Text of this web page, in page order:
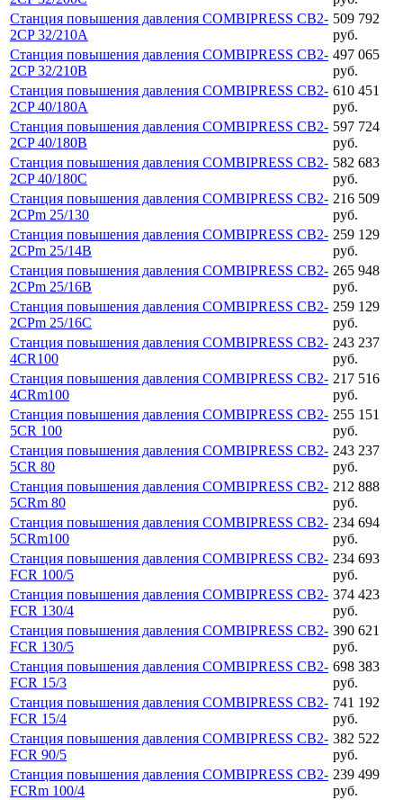
Станция повышения давления COMBIPRESS CB2-
2CP 32/210A
509 792
руб.
Станция повышения давления COMBIPRESS CB2-
2CP 32/210B
497 065
руб.
Станция повышения давления COMBIPRESS CB2-
2CP 40/180A
610 451
руб.
Станция повышения давления COMBIPRESS CB2-
2CP 40/180B
597 724
руб.
Станция повышения давления COMBIPRESS CB2-
2CP 40/180C
582 683
руб.
Станция повышения давления COMBIPRESS CB2-
2CPm 25/130
216 509
руб.
Станция повышения давления COMBIPRESS CB2-
2CPm 25/14B
259 129
руб.
Станция повышения давления COMBIPRESS CB2-
2CPm 25/16B
265 948
руб.
Станция повышения давления COMBIPRESS CB2-
2CPm 25/16C
259 129
руб.
Станция повышения давления COMBIPRESS CB2-
4CR100
243 237
руб.
Станция повышения давления COMBIPRESS CB2-
4CRm100
217 516
руб.
Станция повышения давления COMBIPRESS CB2-
5CR 100
255 151
руб.
Станция повышения давления COMBIPRESS CB2-
5CR 80
243 237
руб.
Станция повышения давления COMBIPRESS CB2-
5CRm 80
212 888
руб.
Станция повышения давления COMBIPRESS CB2-
5CRm100
234 694
руб.
Станция повышения давления COMBIPRESS CB2-
FCR 100/5
234 693
руб.
Станция повышения давления COMBIPRESS CB2-
FCR 130/4
374 423
руб.
Станция повышения давления COMBIPRESS CB2-
FCR 130/5
390 621
руб.
Станция повышения давления COMBIPRESS CB2-
FCR 15/3
698 383
руб.
Станция повышения давления COMBIPRESS CB2-
FCR 15/4
741 192
руб.
Станция повышения давления COMBIPRESS CB2-
FCR 90/5
382 522
руб.
Станция повышения давления COMBIPRESS CB2-
FCRm 100/4
239 499
руб.